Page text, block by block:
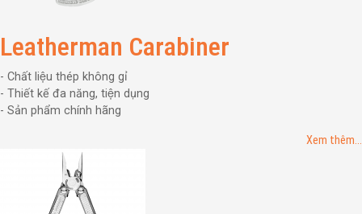
Leatherman Carabiner
- Chất liệu thép không gỉ
- Thiết kế đa năng, tiện dụng
- Sản phẩm chính hãng
Xem thêm...